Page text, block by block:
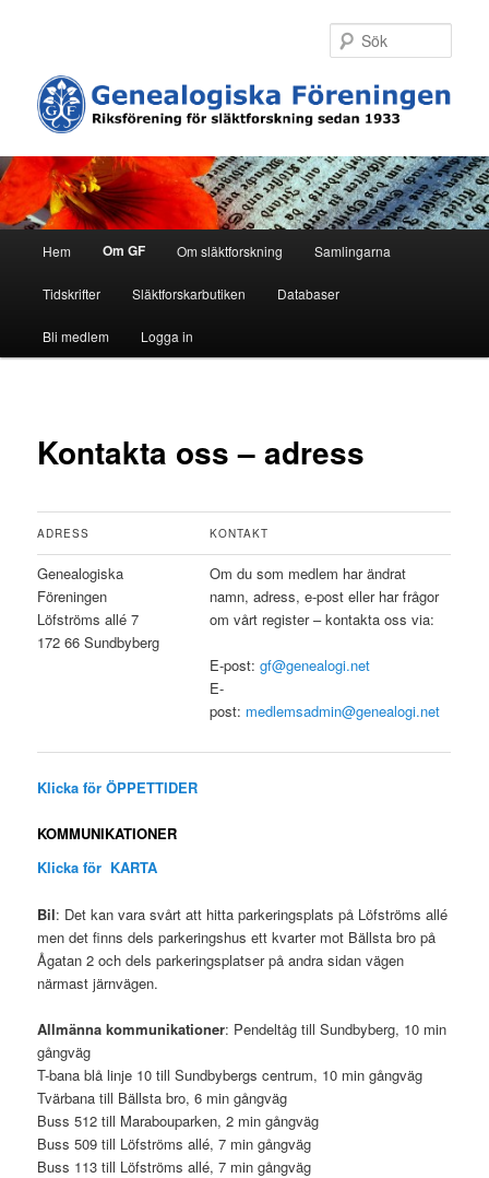
innehåll
m
Hem Om GF Om släktforskning Samlingarna
Tidskrifter Släktforskarbutiken Databaser
Bli medlem Logga in
Kontakta oss – adress
ADRESS KONTAKT
Genealogiska
Föreningen
Löfströms allé 7
172 66 Sundbyberg
Om du som medlem har ändrat
namn, adress, e-post eller har frågor
om vårt register – kontakta oss via:
E-post:gf@genealogi.net
E-
post: medlemsadmin@genealogi.net
Klicka för ÖPPETTIDER
KOMMUNIKATIONER
Klicka för KARTA
Bil: Det kan vara svårt att hitta parkeringsplats på Löfströms allé
men det finns dels parkeringshus ett kvarter mot Bällsta bro på
Ågatan 2 och dels parkeringsplatser på andra sidan vägen
närmast järnvägen.
Allmänna kommunikationer: Pendeltåg till Sundbyberg, 10 min
gångväg
T-bana blå linje 10 till Sundbybergs centrum, 10 min gångväg
Tvärbana till Bällsta bro, 6 min gångväg
Buss 512 till Marabouparken, 2 min gångväg
Buss 509 till Löfströms allé, 7 min gångväg
Buss 113 till Löfströms allé, 7 min gångväg